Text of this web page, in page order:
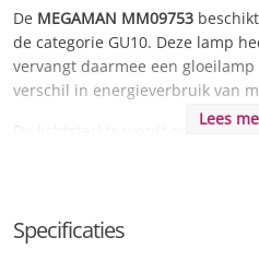
De MEGAMAN MM09753
de categorie GU10. Deze lamp
vervangt daarmee een
verschil in energieverbruik van
De lichtsterkte wordt
Dit type is
dimbaar
creëren en de hoeveelheid licht
Lees
Specificaties